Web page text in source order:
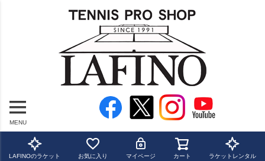
MENU
LAFINOのラケット お気に入り マイページ カート ラケットレンタル